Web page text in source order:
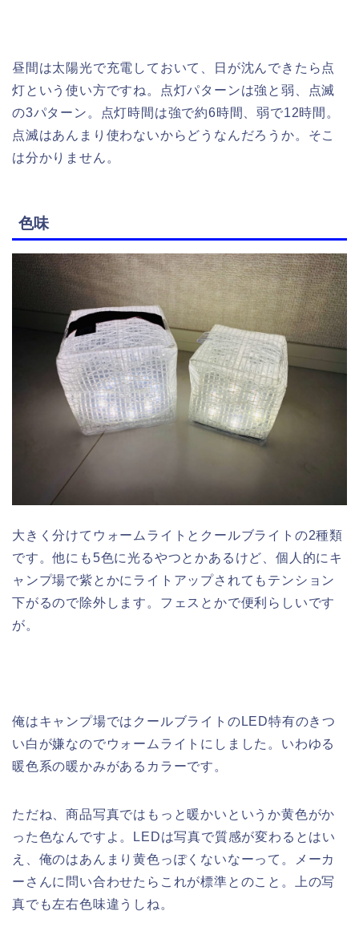
昼間は太陽光で充電しておいて、日が沈んできたら点
灯という使い方ですね。点灯パターンは強と弱、点滅
の3パターン。点灯時間は強で約6時間、弱で12時間。
点滅はあんまり使わないからどうなんだろうか。そこ
は分かりません。
色味
大きく分けてウォームライトとクールブライトの2種類
です。他にも5色に光るやつとかあるけど、個人的にキ
ャンプ場で紫とかにライトアップされてもテンション
下がるので除外します。フェスとかで便利らしいです
が。
俺はキャンプ場ではクールブライトのLED特有のきつ
い白が嫌なのでウォームライトにしました。いわゆる
暖色系の暖かみがあるカラーです。
ただね、商品写真ではもっと暖かいというか黄色がか
った色なんですよ。LEDは写真で質感が変わるとはい
え、俺のはあんまり黄色っぽくないなーって。メーカ
ーさんに問い合わせたらこれが標準とのこと。上の写
真でも左右色味違うしね。